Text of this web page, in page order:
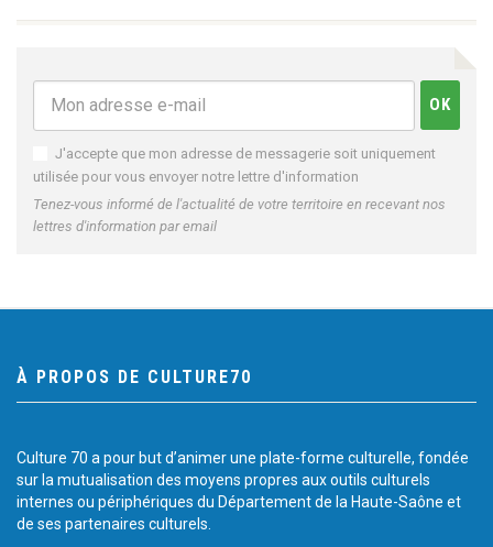
J'accepte que mon adresse de messagerie soit uniquement
utilisée pour vous envoyer notre lettre d'information
Tenez-vous informé de l'actualité de votre territoire en recevant nos
lettres d'information par email
À PROPOS DE CULTURE70
Culture 70 a pour but d’animer une plate-forme culturelle, fondée
sur la mutualisation des moyens propres aux outils culturels
internes ou périphériques du Département de la Haute-Saône et
de ses partenaires culturels.